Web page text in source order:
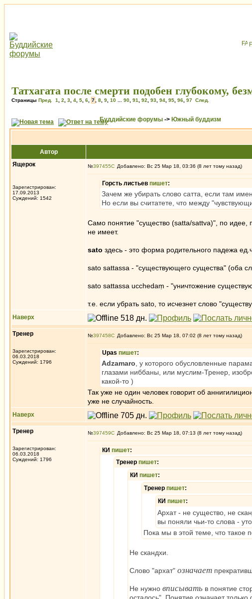
Татхагата после смерти подобен глубокому,
Страницы Пред. 1 2 3 4 5 6 7 8 9 10 90 91 92 93 94 95 96 97 След.
Буддийские форумы -> Южный буддизм
Автор
Ящерок
Зарегистрирован:
17.09.2013
Суждений: 1542
№397455 Добавлено: Вс 25 Мар 18, 03:36 (8 лет тому назад)
Горсть листьев пишет:
Зачем же убирать слово сатта, если там
Но если вы считатете, что между
Само понятие "существо (satta/sattva)", по идее,
не имеет.
sato здесь - это форма родительного падежа
sato sattassa - "существующего существа" (оба
sato sattassa ucchedaṃ - "уничтожение
т.е. если убрать sato, то исчезнет слово
Наверх
Тренер
Зарегистрирован:
06.03.2018
Суждений: 1796
№397458 Добавлено: Вс 25 Мар 18, 07:02 (8 лет тому назад)
Upas пишет:
Adzamaro , у которого обусловленные
глазами ниббаны, или муслим-Тренер,
какой-то )
Так уже не один человек говорит об
уже не случайность.
Наверх
Тренер
Зарегистрирован:
06.03.2018
Суждений: 1796
№397459 Добавлено: Вс 25 Мар 18, 07:13 (8 лет тому назад)
КИ пишет:
Тренер пишет:
КИ пишет:
Тренер пишет:
КИ пишет:
Архат - не существо, не
вы поняли чьи-то слова -
Пока мы в этой теме, что такое
Не скандхи.
Слово "архат" означает
Не нужно вписывать в понятие